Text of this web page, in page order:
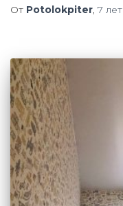
От Potolokpiter, 7 лет